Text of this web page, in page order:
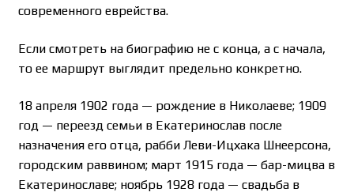
современного еврейства.
Если смотреть на биографию не с конца, а с начала,
то ее маршрут выглядит предельно конкретно.
18 апреля 1902 года — рождение в Николаеве; 1909
год — переезд семьи в Екатеринослав после
назначения его отца, рабби Леви-Ицхака Шнеерсона,
городским раввином; март 1915 года — бар-мицва в
Екатеринославе; ноябрь 1928 года — свадьба в